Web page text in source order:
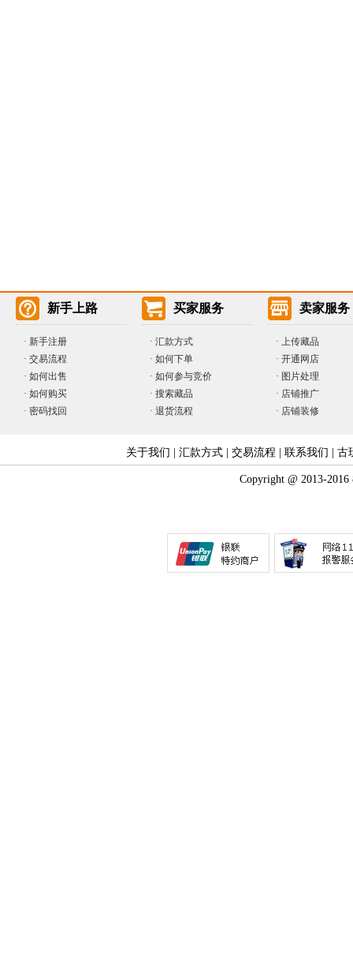
新手上路
· 新手注册
· 交易流程
· 如何出售
· 如何购买
· 密码找回
买家服务
· 汇款方式
· 如何下单
· 如何参与竞价
· 搜索藏品
· 退货流程
卖家服务
· 上传藏品
· 开通网店
· 图片处理
· 店铺推广
· 店铺装修
关于我们 |汇款方式 |交易流程 |联系我们 |古
Copyright @ 2013-